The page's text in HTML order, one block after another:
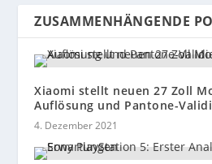
ZUSAMMENHÄNGENDE
Xiaomi stellt neuen 27 Zoll
Auflösung und Pantone-
4. Dezember 2021